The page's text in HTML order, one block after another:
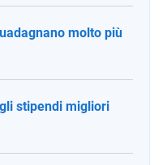
molto più
stipendi migliori